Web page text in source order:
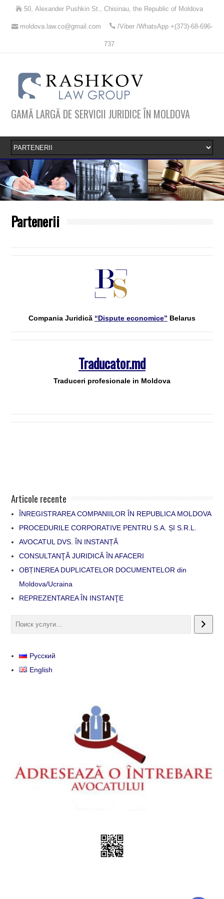
50, Alexander Pushkin St., Chisinau, the Republic of Moldova
moldova.law.co@gmail.com /Viber /WhatsApp +(373)-68-696-
737
GAMĂ LARGĂ DE SERVICII JURIDICE ÎN MOLDOVA
Partenerii
Compania Juridică “Dispute economice” Belarus
Traducator.md
Traduceri profesionale in Moldova
Articole recente
ÎNREGISTRAREA COMPANIILOR ÎN REPUBLICA MOLDOVA
PROCEDURILE CORPORATIVE PENTRU S.A. ȘI S.R.L.
AVOCATUL DVS. ÎN INSTANȚĂ
CONSULTANŢĂ JURIDICĂ ÎN AFACERI
OBȚINEREA DUPLICATELOR DOCUMENTELOR din
Moldova/Ucraina
REPREZENTAREA ÎN INSTANŢE
Русский
English